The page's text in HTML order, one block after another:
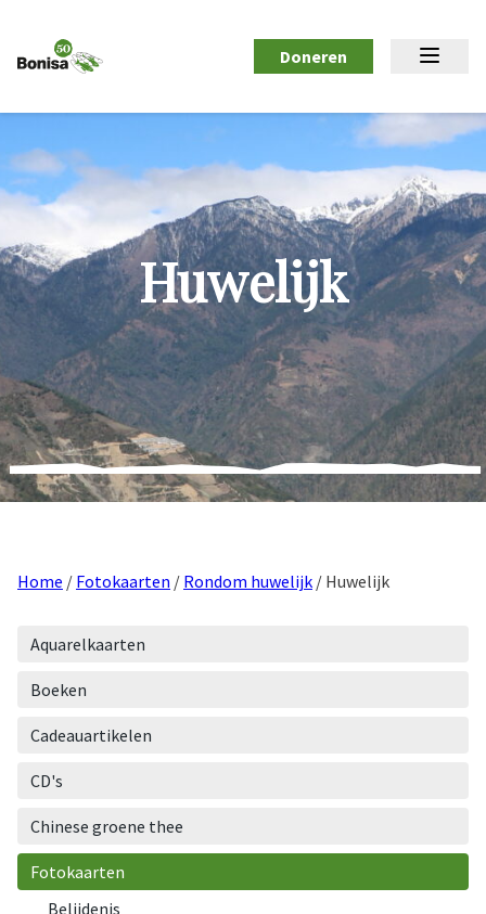
Doneren
Huwelijk
Home / Fotokaarten / Rondom huwelijk / Huwelijk
Aquarelkaarten
Boeken
Cadeauartikelen
CD's
Chinese groene thee
Fotokaarten
Belijdenis